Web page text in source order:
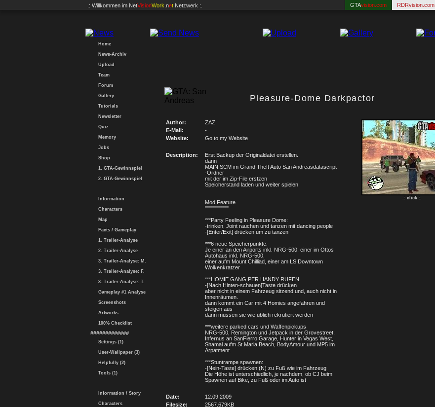
.: Willkommen im NetVisionWork .net Netzwerk :. GTAvision.com RDRvision.com
Home
News-Archiv
Upload
Team
Forum
Gallery
Tutorials
Newsletter
Quiz
Memory
Jobs
Shop
1. GTA-Gewinnspiel
2. GTA-Gewinnspiel
Information
Characters
Map
Facts / Gameplay
1. Trailer-Analyse
2. Trailer-Analyse
3. Trailer-Analyse: M.
3. Trailer-Analyse: F.
3. Trailer-Analyse: T.
Gameplay #1 Analyse
Screenshots
Artworks
100% Checklist
#############
Settings (1)
User-Wallpaper (3)
Helpfully (2)
Tools (1)
Information / Story
Characters
Pleasure-Dome Darkpactor
Author: ZAZ
.: click :.
E-Mail:
-
Website:
Go to my Website
Description:
Erst Backup der Originaldatei erstellen.
dann
MAIN.SCM im Grand Theft Auto San Andreasdatascript
-Ordner
mit der im Zip-File erstzen
Speicherstand laden und weiter spielen
Mod Feature
""""""""""""
***Party Feeling in Pleasure Dome:
-trinken, Joint rauchen und tanzen mit dancing people
-[Enter/Exit] drücken um zu tanzen
***6 neue Speicherpunkte:
Je einer an den Airports inkl. NRG-500, einer im Ottos
Autohaus inkl. NRG-500,
einer aufm Mount Chilliad, einer am LS Downtown
Wolkenkratzer
***HOMIE GANG PER HANDY RUFEN
-[Nach Hinten-schauen]Taste drücken
aber nicht in einem Fahrzeug sitzend und, auch nicht in
Innenräumen.
dann kommt ein Car mit 4 Homies angefahren und
steigen aus
dann müssen sie wie üblich rekrutiert werden
***weitere parked cars und Waffenpickups
NRG-500, Remington und Jetpack in der Grovestreet,
Infernus an SanFierro Garage, Hunter in Vegas West,
Shamal aufm St.Maria Beach, BodyAmour und MP5 im
Arpatment.
***Stuntrampe spawnen:
-[Nein-Taste] drücken (N) zu Fuß wie im Fahrzeug
Die Höhe ist unterschiedlich, je nachdem, ob CJ beim
Spawnen auf Bike, zu Fuß oder im Auto ist
Date:
12.09.2009
Filesize:
2567.679KB